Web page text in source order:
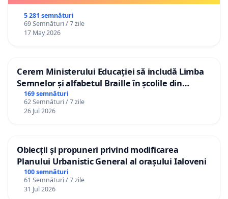
5 281 semnături
69 Semnături / 7 zile
17 May 2026
Cerem Ministerului Educației să includă Limba
Semnelor și alfabetul Braille în școlile din
Republica Moldova!
169 semnături
62 Semnături / 7 zile
26 Jul 2026
Obiecții și propuneri privind modificarea
Planului Urbanistic General al orașului Ialoveni
100 semnături
61 Semnături / 7 zile
31 Jul 2026